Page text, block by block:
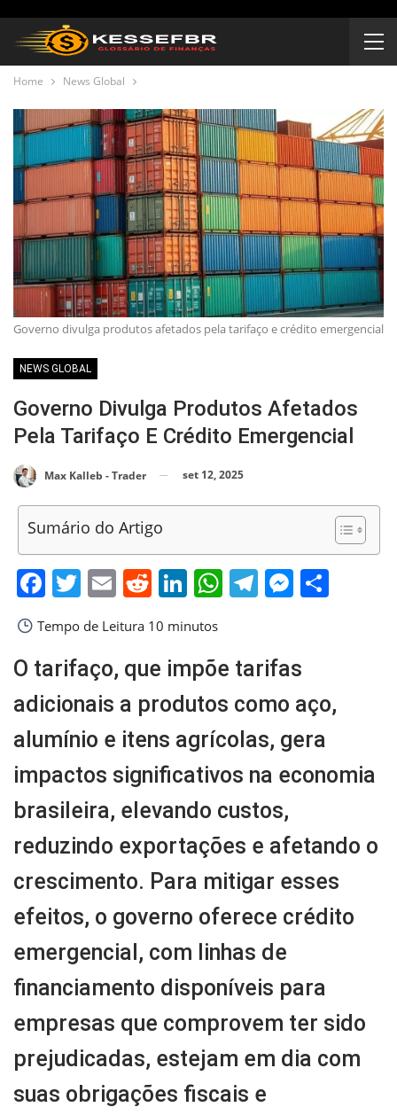
Home News Global
Governo divulga produtos afetados pela tarifaço e crédito emergencial
NEWS GLOBAL
Governo Divulga Produtos Afetados
Pela Tarifaço E Crédito Emergencial
Max Kalleb - Trader set 12, 2025
Sumário do Artigo
Facebook
Twitter
EmailReddit
LinkedIn
WhatsApp
Telegram
Tempo de Leitura 10 minutos
O tarifaço, que impõe tarifas
adicionais a produtos como aço,
alumínio e itens agrícolas, gera
impactos significativos na economia
brasileira, elevando custos,
reduzindo exportações e afetando o
crescimento. Para mitigar esses
efeitos, o governo oferece crédito
emergencial, com linhas de
financiamento disponíveis para
empresas que comprovem ter sido
prejudicadas, estejam em dia com
suas obrigações fiscais e